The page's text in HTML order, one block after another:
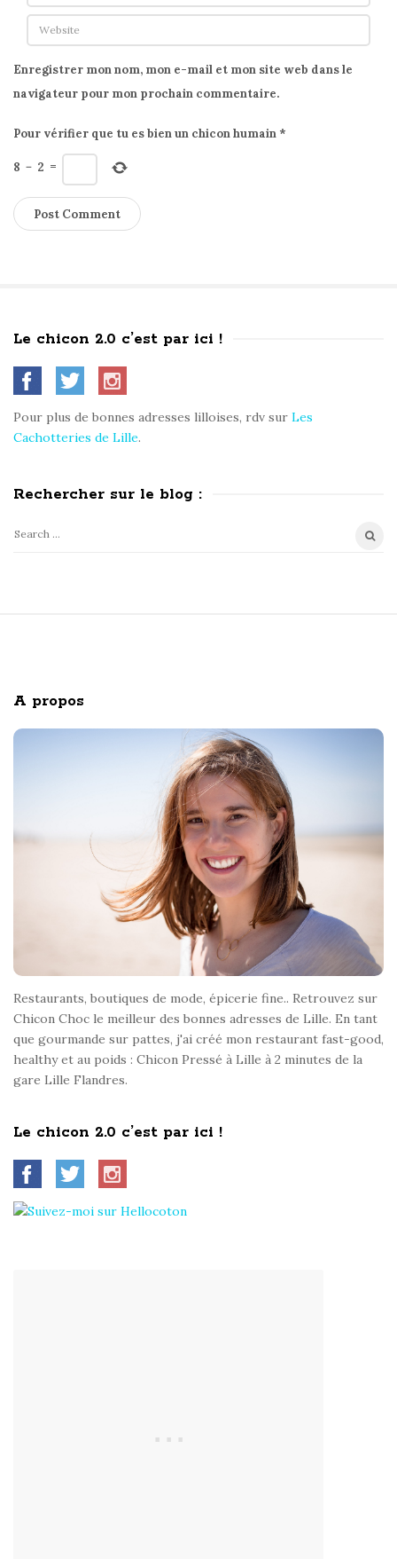
a
d
e
m
i
s
l
l
o
b
a
Enregistrer mon nom, mon e-mail et mon site web dans le
navigateur pour mon prochain commentaire.
Pour vérifier que tu es bien un chicon humain *
8 − 2 =
e
d
e
Le chicon 2.0 c’est par ici !
Pour plus de bonnes adresses lilloises, rdv sur Les
Cachotteries de Lille.
Rechercher sur le blog :
S
r
A propos
Restaurants, boutiques de mode, épicerie fine.. Retrouvez sur
Chicon Choc le meilleur des bonnes adresses de Lille. En tant
que gourmande sur pattes, j'ai créé mon restaurant fast-good,
healthy et au poids : Chicon Pressé à Lille à 2 minutes de la
gare Lille Flandres.
Le chicon 2.0 c’est par ici !